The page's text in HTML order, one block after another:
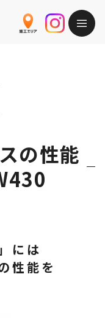
の性能
には
性能を